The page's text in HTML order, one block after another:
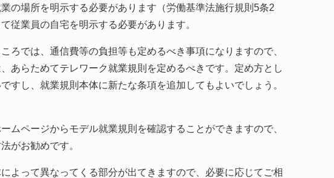
の場所を明示する必要があります（労働基準法施行規則5条2
従業員の自宅を明示する必要があります。
では、通信費等の負担等も定めるべき事項になりますので、
あらためてテレワーク就業規則を定めるべきです。定め方とし
すし、就業規則本体に新たな条項を追加してもよいでしょう。
ページからモデル就業規則を確認することができますので、
がお勧めです。
よって異なってくる部分が出てきますので、必要に応じてご相